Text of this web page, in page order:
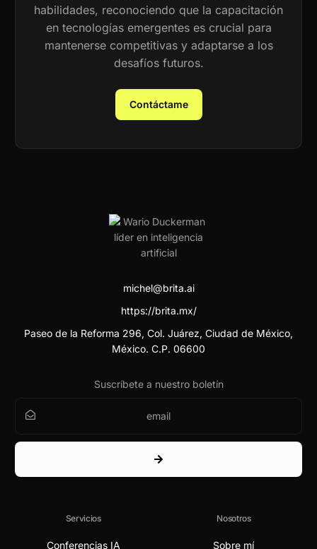
habilidades, reconociendo que la capacitación
en tecnologías emergentes es crucial para
mantenerse competitivas y adaptarse a los
desafíos futuros.
Contáctame
michel@brita.ai
https://brita.mx/
Paseo de la Reforma 296, Col. Juárez, Ciudad de México,
México. C.P. 06600
Suscríbete a nuestro boletín
Servicios
Conferencias IA
Nosotros
Sobre mí